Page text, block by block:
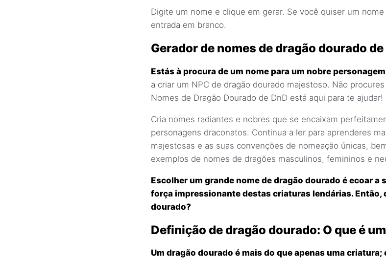
Digite um nome e clique em gerar. Se você quiser um
entrada em branco.
Gerador de nomes de dragão dourado de
Estás à procura de um nome para um nobre
a criar um NPC de dragão dourado majestoso. Não
Nomes de Dragão Dourado de DnD está aqui para te ajudar!
Cria nomes radiantes e nobres que se encaixam
personagens draconatos. Continua a ler para aprenderes
majestosas e as suas convenções de nomeação únicas,
exemplos de nomes de dragões masculinos, femininos e
Escolher um grande nome de dragão dourado é ecoar a
força impressionante destas criaturas lendárias. Então,
dourado?
Definição de dragão dourado: O que é
Um dragão dourado é mais do que apenas uma